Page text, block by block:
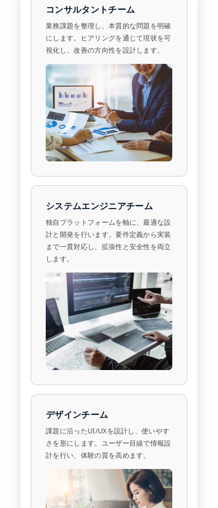
コンサルタントチーム
業務課題を整理し、本質的な問題を明確
にします。ヒアリングを通じて現状を可
視化し、改善の方向性を設計します。
システムエンジニアチーム
独自プラットフォームを軸に、最適な設
計と開発を行います。要件定義から実装
まで一貫対応し、拡張性と安全性を両立
します。
デザインチーム
課題に沿ったUI/UXを設計し、使いやす
さを形にします。ユーザー目線で情報設
計を行い、体験の質を高めます。